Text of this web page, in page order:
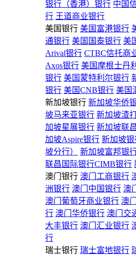
银行（香港）银行 中国
行 王道商业银行
美国银行 美国富港银行
通银行 美国国泰银行 美
Arival银行 CTBC信托商
Axos银行 美国摩根士丹
银行 美国蒙特利尔银行
银行 美国CNB银行 美国
新加坡银行 新加坡华侨
坡马来亚银行 新加坡渣
加坡星展银行 新加坡联
加坡Aspire银行 新加坡银
坡分行）
新加坡富邦银
联昌国际银行CIMB银行
澳门银行 澳门工商银行
洲银行 澳门中国银行 澳
澳门葡萄牙商业银行 澳
行 澳门华侨银行 澳门交
大丰银行 澳门汇业银行
行
瑞士银行 瑞士富地银行